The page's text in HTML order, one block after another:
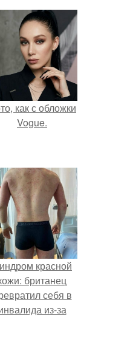
как с обложки
Vogue.
красной
британец
себя в
из-за